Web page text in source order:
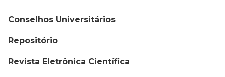
Conselhos Universitários
Repositório
Revista Eletrônica Científica